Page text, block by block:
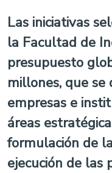
Las iniciativas
la Facultad de
presupuesto
millones, que
empresas e
áreas
formulación de
ejecución de las